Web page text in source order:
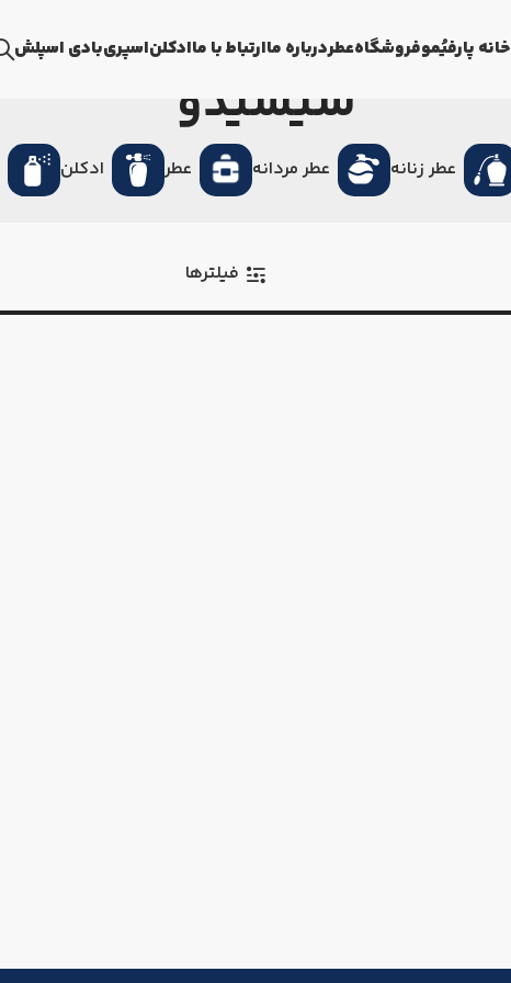
خانه پارفیُموفروشگاهعطردرباره ماارتباط با ماادکلناسپریبادی اسپلش
شیسیدو
عطر زنانه عطر مردانه عطر ادکلن
فیلترها